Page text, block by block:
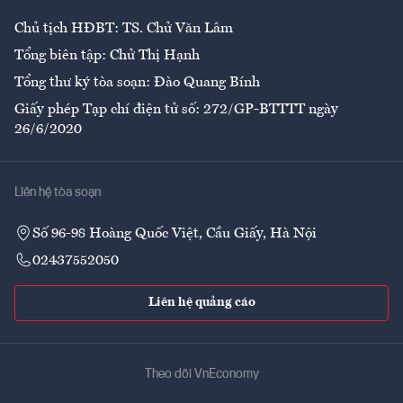
Chủ tịch HĐBT: TS. Chử Văn Lâm
Tổng biên tập: Chử Thị Hạnh
Tổng thư ký tòa soạn: Đào Quang Bính
Giấy phép Tạp chí điện tử số: 272/GP-BTTTT ngày
26/6/2020
Liên hệ tòa soạn
Số 96-98 Hoàng Quốc Việt, Cầu Giấy, Hà Nội
02437552050
Liên hệ quảng cáo
Theo dõi VnEconomy